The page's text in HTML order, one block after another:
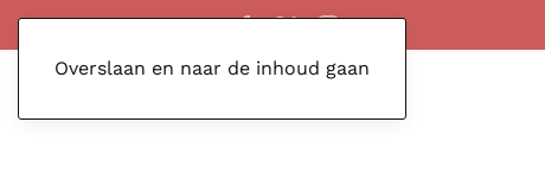
Overslaan en naar de inhoud gaan